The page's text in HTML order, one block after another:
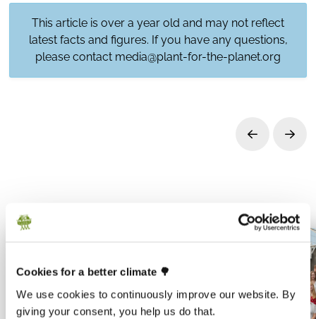
Cookies for a better climate 🌳
We use cookies to continuously improve our website. By
giving your consent, you help us do that.
This article is over a year old and may not reflect
latest facts and figures. If you have any questions,
please contact media@plant-for-the-planet.org
Prev Next